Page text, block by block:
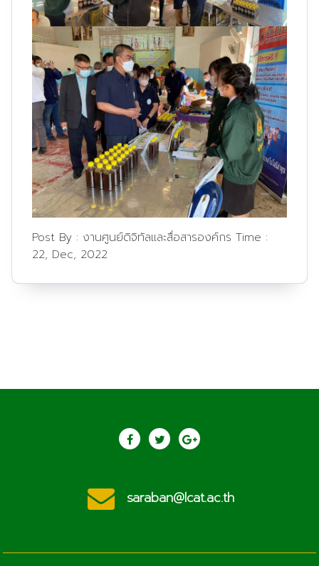
Post By : งานศูนย์ดิจิทัลและสื่อสารองค์กร Time :
22, Dec, 2022
saraban@lcat.ac.th